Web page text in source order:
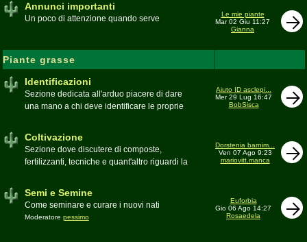
Annunci importanti
Un poco di attenzione quando serve
Le mie piante
Mar 02 Giu 11:27
Gianna
Piante grasse
Identificazioni
Sezione dedicata all'arduo piacere di dare
una mano a chi deve identificare le proprie
Aiuto ID asclepi...
Mer 29 Lug 16:47
BobSisca
Coltivazione
Sezione dove discutere di composte,
fertilizzanti, tecniche e quant'altro riguardi la
Dorstenia barnim...
Ven 07 Ago 9:23
mariovitt.manca
Semi e Semine
Come seminare e curare i nuovi nati
Moderatore pessimo
Euforbia
Gio 06 Ago 14:27
Rosaedela